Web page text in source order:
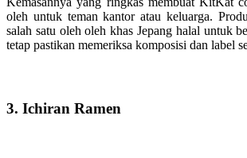
oleh untuk teman kantor atau keluarga.
salah satu oleh oleh khas Jepang halal untuk
tetap pastikan memeriksa komposisi dan label
3. Ichiran Ramen